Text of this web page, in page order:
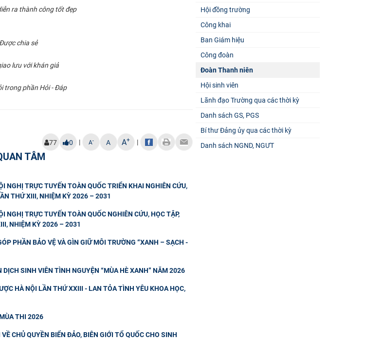
ra thành công tốt đẹp
chia sẻ
lưu với khán giả
trong phần Hỏi - Đáp
77 0 | A- A A+ |
TÂM
TRỰC TUYẾN TOÀN QUỐC TRIỂN KHAI NGHIÊN CỨU,
THỨ XIII, NHIỆM KỲ 2026 – 2031
TRỰC TUYẾN TOÀN QUỐC NGHIÊN CỨU, HỌC TẬP,
NHIỆM KỲ 2026 – 2031
PHẦN BẢO VỆ VÀ GÌN GIỮ MÔI TRƯỜNG “XANH – SẠCH -
SINH VIÊN TÌNH NGUYỆN “MÙA HÈ XANH” NĂM 2026
HÀ NỘI LẦN THỨ XXIII - LAN TỎA TÌNH YÊU KHOA HỌC,
THI 2026
CHỦ QUYỀN BIỂN ĐẢO, BIÊN GIỚI TỔ QUỐC CHO SINH
Hội đồng trường
Công khai
Ban Giám hiệu
Công đoàn
Đoàn Thanh niên
Hội sinh viên
Lãnh đạo Trường qua các thời kỳ
Danh sách GS, PGS
Bí thư Đảng ủy qua các thời kỳ
Danh sách NGND, NGƯT